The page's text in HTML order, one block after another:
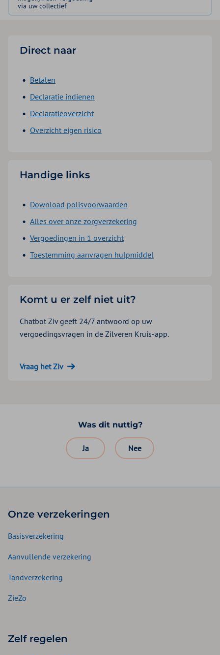
via uw collectief
Direct naar
Betalen
Declaratie indienen
Declaratieoverzicht
Overzicht eigen risico
Handige links
Download polisvoorwaarden
Alles over onze zorgverzekering
Vergoedingen in 1 overzicht
Toestemming aanvragen hulpmiddel
Komt u er zelf niet uit?
Chatbot Ziv geeft 24/7 antwoord op uw
vergoedingsvragen in de Zilveren Kruis-app.
Vraag het Ziv
Was dit nuttig?
Ja Nee
Onze verzekeringen
Basisverzekering
Aanvullende verzekering
Tandverzekering
ZieZo
Zelf regelen